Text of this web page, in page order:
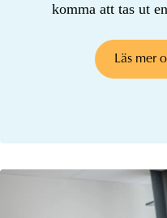
komma att tas ut
Läs mer